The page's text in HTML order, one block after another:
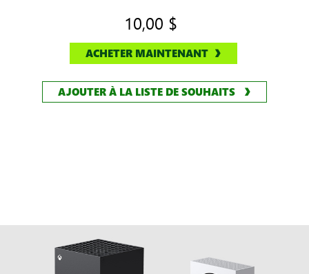
10,00 $
ACHETER MAINTENANT
AJOUTER À LA LISTE DE SOUHAITS